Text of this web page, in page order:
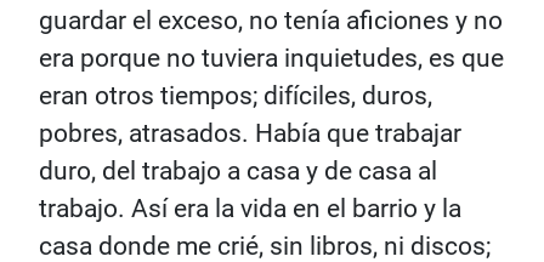
guardar el exceso, no tenía aficiones y no
era porque no tuviera inquietudes, es que
eran otros tiempos; difíciles, duros,
pobres, atrasados. Había que trabajar
duro, del trabajo a casa y de casa al
trabajo. Así era la vida en el barrio y la
casa donde me crié, sin libros, ni discos;